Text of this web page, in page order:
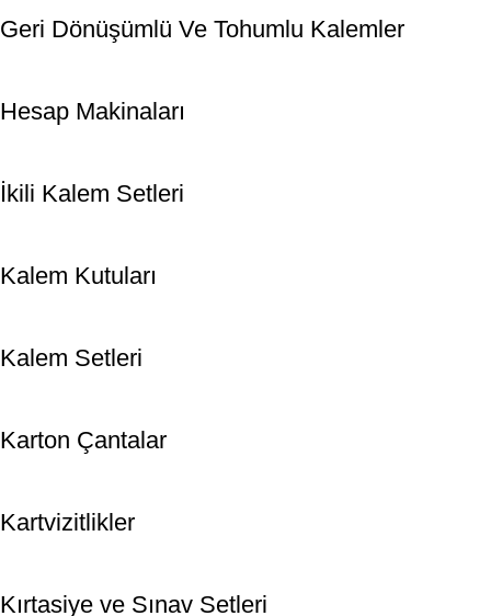
Geri Dönüşümlü Ve Tohumlu Kalemler
Hesap Makinaları
İkili Kalem Setleri
Kalem Kutuları
Kalem Setleri
Karton Çantalar
Kartvizitlikler
Kırtasiye ve Sınav Setleri